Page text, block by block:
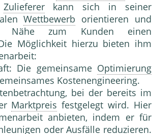
Zuliefererkann sich in seiner
Wettbewerb orientieren und
Nähe zum Kunden einen
Möglichkeit hierzu bieten ihm
Die gemeinsame Optimierung
Kostenengineering.
bei der bereits im
Marktpreis festgelegt wird. Hier
anbieten, indem er für
oder Ausfälle reduzieren.